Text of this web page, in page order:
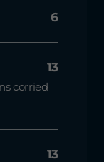
6
13
corried
13